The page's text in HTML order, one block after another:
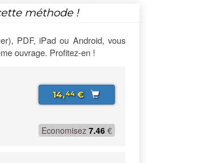
méthode !
PDF, iPad ou Android, vous
ouvrage. Profitez-en !
14,44€
Economisez 7.46 €